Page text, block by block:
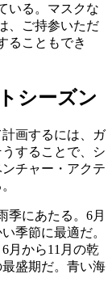
いる。マスクな
、ご持参いただ
ることもでき
シーズン
画するには、ガ
することで、シ
チャー・アクテ
季にあたる。6月
季節に最適だ。
月から11月の乾
盛期だ。青い海